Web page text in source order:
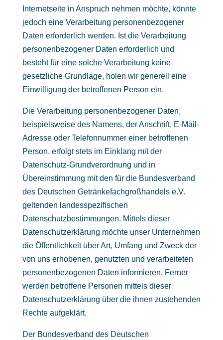
Internetseite in Anspruch nehmen möchte, könnte
jedoch eine Verarbeitung personenbezogener
Daten erforderlich werden. Ist die Verarbeitung
personenbezogener Daten erforderlich und
besteht für eine solche Verarbeitung keine
gesetzliche Grundlage, holen wir generell eine
Einwilligung der betroffenen Person ein.
Die Verarbeitung personenbezogener Daten,
beispielsweise des Namens, der Anschrift, E-Mail-
Adresse oder Telefonnummer einer betroffenen
Person, erfolgt stets im Einklang mit der
Datenschutz-Grundverordnung und in
Übereinstimmung mit den für die Bundesverband
des Deutschen Getränkefachgroßhandels e.V.
geltenden landesspezifischen
Datenschutzbestimmungen. Mittels dieser
Datenschutzerklärung möchte unser Unternehmen
die Öffentlichkeit über Art, Umfang und Zweck der
von uns erhobenen, genutzten und verarbeiteten
personenbezogenen Daten informieren. Ferner
werden betroffene Personen mittels dieser
Datenschutzerklärung über die ihnen zustehenden
Rechte aufgeklärt.
Der Bundesverband des Deutschen